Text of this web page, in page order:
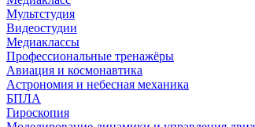
Мультстудия
Видеостудии
Медиаклассы
Профессиональные тренажёры
Авиация и космонавтика
Астрономия и небесная механика
БПЛА
Гироскопия